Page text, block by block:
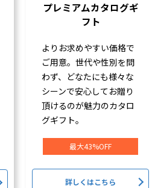
プレミアムカタログギ
フト
よりお求めやすい価格で
ご用意。世代や性別を問
わず、どなたにも様々な
シーンで安心してお贈り
頂けるのが魅力のカタロ
グギフト。
最大43%OFF
詳しくはこちら